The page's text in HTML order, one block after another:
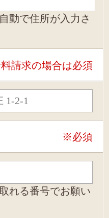
動で住所が入力さ
請求の場合は必須
※必須
れる番号でお願い